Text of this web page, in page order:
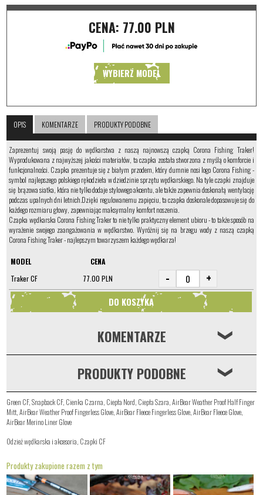
CENA: 77.00 PLN
WYBIERZ MODEL
OPIS KOMENTARZE PRODUKTY PODOBNE
Zaprezentuj swoją pasję do wędkarstwa z naszą najnowszą czapką Corona Fishing Traker!
Wyprodukowana z najwyższej jakości materiałów, ta czapka została stworzona z myślą o komforcie i
funkcjonalności. Czapka prezentuje się z białym przodem, który dumnie nosi logo Corona Fishing -
symbol najlepszego polskiego rękodzieła w dziedzinie sprzętu wędkarskiego. Na tyle czapki znajduje
się brązowa siatka, która nie tylko dodaje stylowego akcentu, ale także zapewnia doskonałą wentylację
podczas upalnych dni letnich.Dzięki regulowanemu zapięciu, ta czapka doskonale dopasowuje się do
każdego rozmiaru głowy, zapewniając maksymalny komfort noszenia.
Czapka wędkarska Corona Fishing Traker to nie tylko praktyczny element ubioru - to także sposób na
wyrażenie swojego zaangażowania w wędkarstwo. Wyróżnij się na brzegu wody z naszą czapką
Corona Fishing Traker - najlepszym towarzyszem każdego wędkarza!
MODEL
CENA
Traker CF
77.00 PLN - +
KOMENTARZE ❮
PRODUKTY PODOBNE ❮
Green CF,Snapback CF, Cienka Czarna, Ciepła Nord, Ciepła Szara,AirBear Weather Proof Half Finger
Mitt,AirBear Weather Proof Fingerless Glove,AirBear Fleece Fingerless Glove,AirBear Fleece Glove,
AirBear Merino Liner Glove
Odzież wędkarska i akcesoria, Czapki CF
Produkty zakupione razem z tym